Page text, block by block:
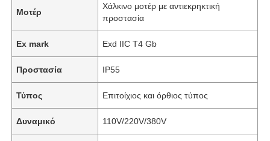
Μοτέρ
Χάλκινο μοτέρ με αντιεκρηκτική
προστασία
Ex mark Exd IIC T4 Gb
Προστασία IP55
Τύπος Επιτοίχιος και όρθιος τύπος
Δυναμικό 110V/220V/380V